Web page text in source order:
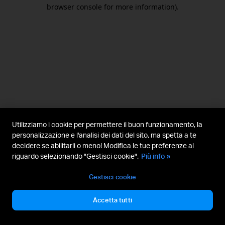
browser console for more information).
Utilizziamo i cookie per permettere il buon funzionamento, la
personalizzazione e l'analisi dei dati del sito, ma spetta a te
decidere se abilitarli o meno! Modifica le tue preferenze al
riguardo selezionando "Gestisci cookie". Più info »
Gestisci cookie
Accetta tutti